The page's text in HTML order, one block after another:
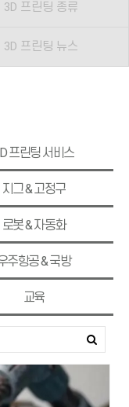
3D 프린팅 종류
3D 프린팅 뉴스
프린팅 서비스
지그 & 고정구
로봇 & 자동화
주항공 & 국방
교육